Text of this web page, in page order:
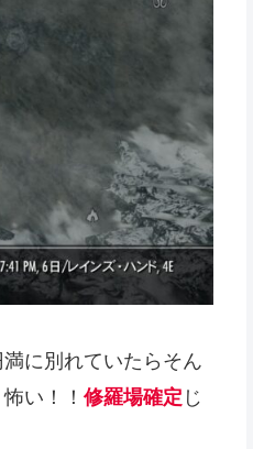
に別れていたらそん
い！！ 修羅場確定 じ